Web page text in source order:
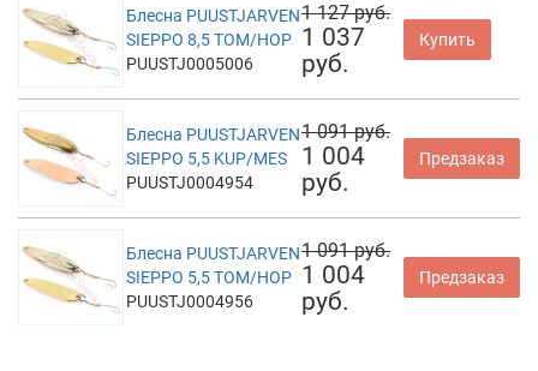
Блесна PUUSTJARVEN
SIEPPO 8,5 TOM/HOP
PUUSTJ0005006
1 127 руб.
1 037
руб.
Купить
Блесна PUUSTJARVEN
SIEPPO 5,5 KUP/MES
PUUSTJ0004954
1 091 руб.
1 004
руб.
Предзаказ
Блесна PUUSTJARVEN
SIEPPO 5,5 TOM/HOP
PUUSTJ0004956
1 091 руб.
1 004
руб.
Предзаказ